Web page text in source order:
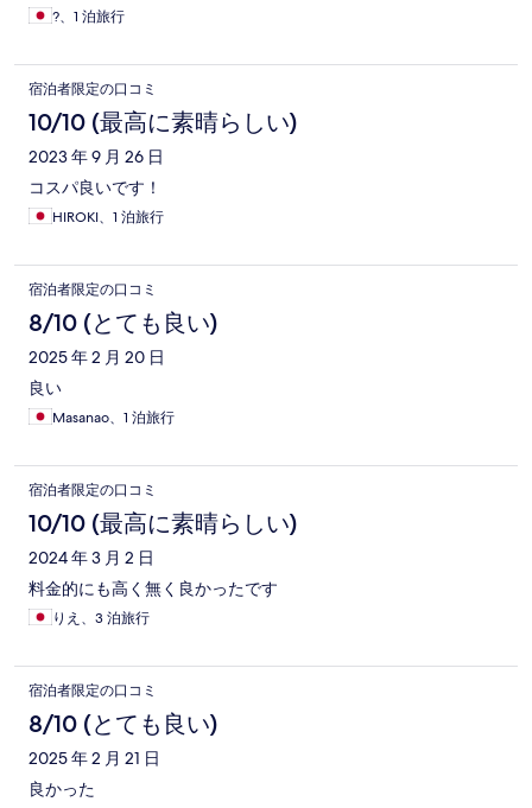
?、1 泊旅行
宿泊者限定の口コミ
10/10 (最高に素晴らしい)
2023 年 9 月 26 日
コスパ良いです！
HIROKI、1 泊旅行
宿泊者限定の口コミ
8/10 (とても良い)
2025 年 2 月 20 日
良い
Masanao、1 泊旅行
宿泊者限定の口コミ
10/10 (最高に素晴らしい)
2024 年 3 月 2 日
料金的にも高く無く良かったです
りえ、3 泊旅行
宿泊者限定の口コミ
8/10 (とても良い)
2025 年 2 月 21 日
良かった